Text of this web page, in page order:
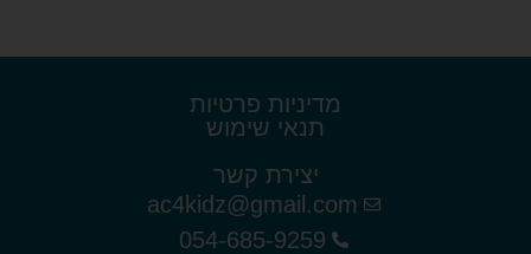
מדיניות פרטיות
תנאי שימוש
יצירת קשר
ac4kidz@gmail.com
054-685-9259